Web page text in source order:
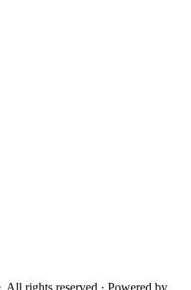
rights reserved · Powered by